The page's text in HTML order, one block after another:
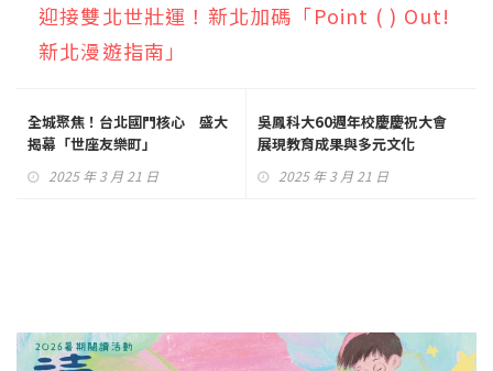
迎接雙北世壯運！新北加碼「Point ( ) Out!
新北漫遊指南」
全城聚焦！台北國門核心 盛大
揭幕「世座友樂町」
2025 年 3 月 21 日
吳鳳科大60週年校慶慶祝大會
展現教育成果與多元文化
2025 年 3 月 21 日